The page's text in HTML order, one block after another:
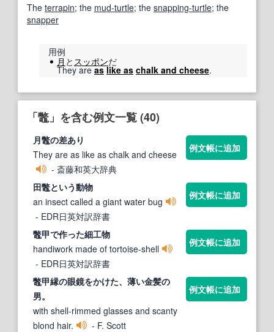
The terrapin; the mud-turtle; the snapping-turtle; the
snapper
用例
月 と スッポンだ
They areas like as chalk and cheese.
「鼈」を含む例文一覧 (40)
月鼈の差あり
They are as like as chalk and cheese
- 斎藤和英大辞典
例文帳に追加
田鼈という動物
an insect called a giant water bug
- EDR日英対訳辞書
例文帳に追加
鼈甲で作った細工物
handiwork made of tortoise-shell
- EDR日英対訳辞書
例文帳に追加
鼈甲縁の眼鏡をかけた、薄い金髪の
男。
with shell-rimmed glasses and scanty
blond hair.
- F. Scott
例文帳に追加